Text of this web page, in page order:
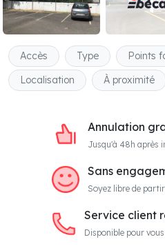
Accès Type Points
Localisation
À proximité
Annulation
Jusqu'à 48h après
Sans
Soyez libre de partir
Service client
Disponible pour